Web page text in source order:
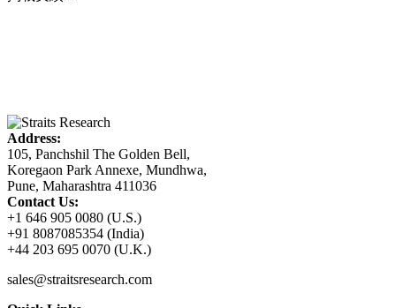
Address:
105, Panchshil The Golden Bell,
Koregaon Park Annexe, Mundhwa,
Pune, Maharashtra 411036
Contact Us:
+1 646 905 0080 (U.S.)
+91 8087085354 (India)
+44 203 695 0070 (U.K.)
sales@straitsresearch.com